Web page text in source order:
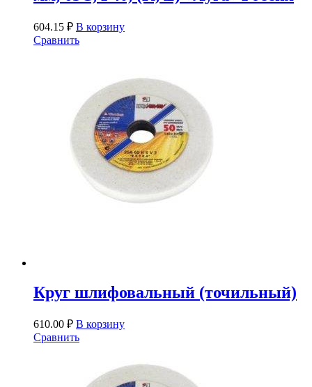
604.15 ₽ В корзину
Сравнить
Круг шлифовальный (точильный)
610.00 ₽ В корзину
Сравнить